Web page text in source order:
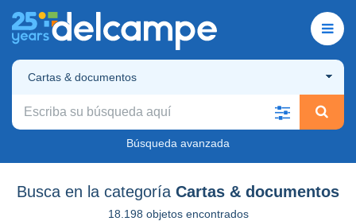
Cartas & documentos
Búsqueda avanzada
Busca en la categoría Cartas & documentos
18.198 objetos encontrados